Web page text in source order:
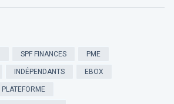
SPF FINANCES PME
INDÉPENDANTS EBOX
PLATEFORME